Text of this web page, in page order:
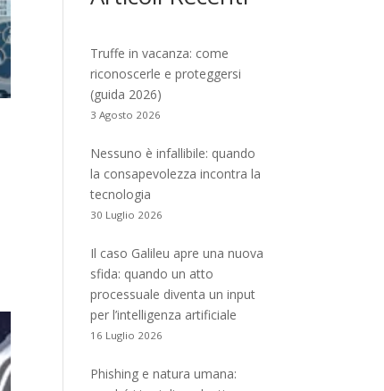
Truffe in vacanza: come
riconoscerle e proteggersi
(guida 2026)
3 Agosto 2026
Nessuno è infallibile: quando
la consapevolezza incontra la
tecnologia
30 Luglio 2026
Il caso Galileu apre una nuova
sfida: quando un atto
processuale diventa un input
per l’intelligenza artificiale
16 Luglio 2026
Phishing e natura umana: